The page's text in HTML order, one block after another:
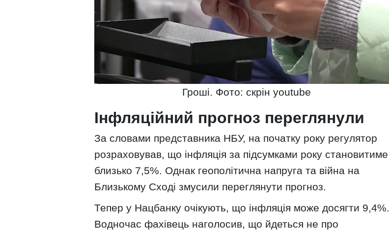
Гроші. Фото: скрін youtube
Інфляційний прогноз переглянули
За словами представника НБУ, на початку року регулятор
розраховував, що інфляція за підсумками року становитиме
близько 7,5%. Однак геополітична напруга та війна на
Близькому Сході змусили переглянути прогноз.
Тепер у Нацбанку очікують, що інфляція може досягти 9,4%.
Водночас фахівець наголосив, що йдеться не про